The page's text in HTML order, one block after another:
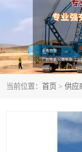
当前位置： 首页 > 供应
强夯施工案例
强夯施工工程
强夯队伍